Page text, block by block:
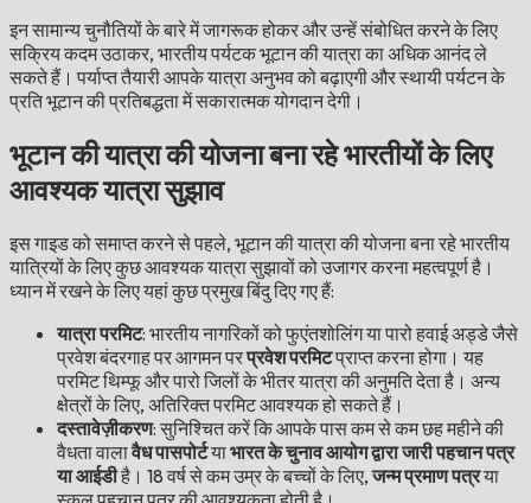
इन सामान्य चुनौतियों के बारे में जागरूक होकर और उन्हें संबोधित करने के लिए
सक्रिय कदम उठाकर, भारतीय पर्यटक भूटान की यात्रा का अधिक आनंद ले
सकते हैं। पर्याप्त तैयारी आपके यात्रा अनुभव को बढ़ाएगी और स्थायी पर्यटन के
प्रति भूटान की प्रतिबद्धता में सकारात्मक योगदान देगी।
भूटान की यात्रा की योजना बना रहे भारतीयों के लिए
आवश्यक यात्रा सुझाव
इस गाइड को समाप्त करने से पहले, भूटान की यात्रा की योजना बना रहे भारतीय
यात्रियों के लिए कुछ आवश्यक यात्रा सुझावों को उजागर करना महत्वपूर्ण है।
ध्यान में रखने के लिए यहां कुछ प्रमुख बिंदु दिए गए हैं:
यात्रा परमिट: भारतीय नागरिकों को फुएंतशोलिंग या पारो हवाई अड्डे जैसे
प्रवेश बंदरगाह पर आगमन परप्रवेश परमिटप्राप्त करना होगा। यह
परमिट थिम्फू और पारो जिलों के भीतर यात्रा की अनुमति देता है। अन्य
क्षेत्रों के लिए, अतिरिक्त परमिट आवश्यक हो सकते हैं।
दस्तावेज़ीकरण: सुनिश्चित करें कि आपके पास कम से कम छह महीने की
वैधता वालावैध पासपोर्टयाभारत के चुनाव आयोग द्वारा जारी पहचान पत्र
या आईडीहै। 18 वर्ष से कम उम्र के बच्चों के लिए,जन्म प्रमाण पत्रया